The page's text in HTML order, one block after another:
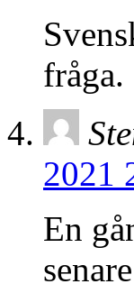
fråga.
2021
En